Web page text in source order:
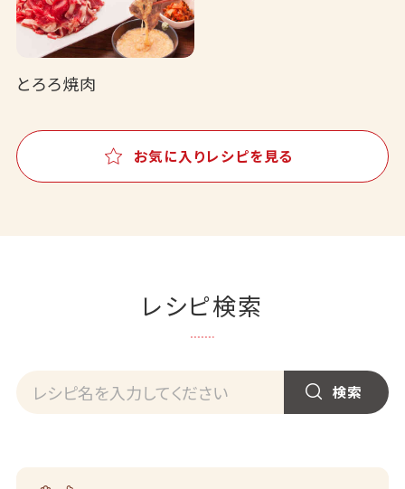
とろろ焼肉
お気に入りレシピを見る
レシピ検索